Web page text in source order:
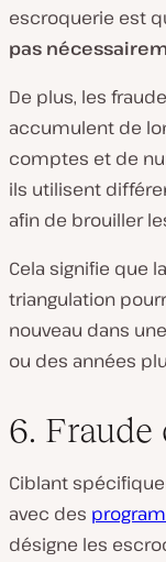
escroquerie est
pas
De plus, les
accumulent de
comptes et de
ils utilisent
afin de brouiller
Cela signifie que
triangulation
nouveau dans
ou des années
6. Fraude
Ciblant
avec des
désigne les